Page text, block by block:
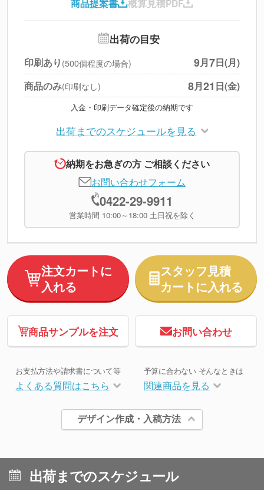
北海道・沖縄・離島 別途
※上記小計は税別です
商品提案書 概算見積PDF
出荷の目安
印刷あり (500個程度の場合) 9月7日(月)
商品のみ(印刷なし) 8月21 日(金)
入金・印刷データ確定後の納期です
出荷までのスケジュールを見る
納期をお急ぎの方 ご相談ください
お問い合わせフォーム
0422-29-9911
営業時間 10:00～18:00 土日祝を除く
注文カートに
入れる
スタッフ見積
カートに入れる
商品サンプルを注文 お問い合わせ
お支払方法や請求書について等
よくある質問はこちら
予算に合わない そんなときは
関連商品を見る
デザイン作成・入稿方法
出荷までのスケジュール